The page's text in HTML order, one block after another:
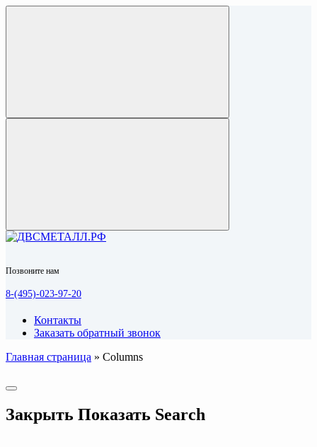
Позвоните нам
8-(495)-023-97-20
Контакты
Заказать обратный звонок
Главная страница » Columns
Закрыть Показать Search